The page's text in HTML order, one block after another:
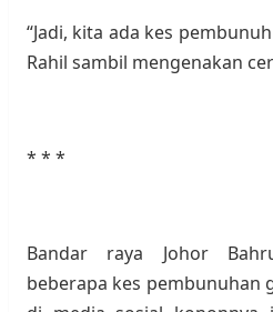
“Jadi, kita ada kes
Rahil sambil mengenakan
* * *
Bandar raya Johor
beberapa kes pembunuhan